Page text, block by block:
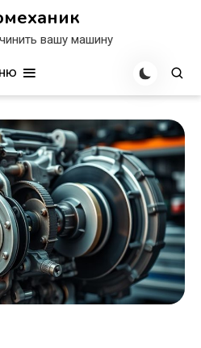
вашу машину